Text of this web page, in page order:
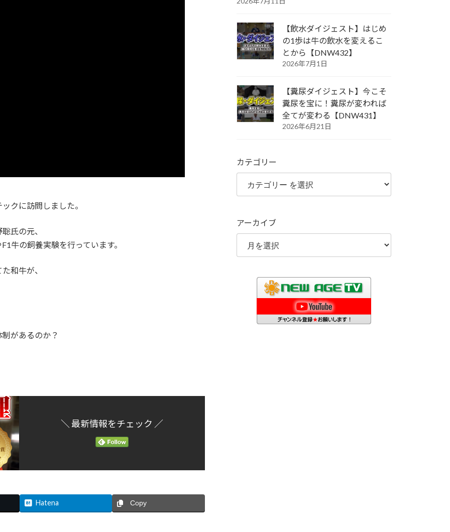
クに訪問しました。
氏の元、
牛の飼養実験を行っています。
和牛が、
があるのか？
＼ 最新情報をチェック ／
Hatena Copy
【飲水ダイジェスト】はじめ
の1歩は牛の飲水を変えるこ
とから【DNW432】
2026年7月1日
【糞尿ダイジェスト】今こそ
糞尿を宝に！糞尿が変われば
全てが変わる【DNW431】
2026年6月21日
カテゴリー
アーカイブ